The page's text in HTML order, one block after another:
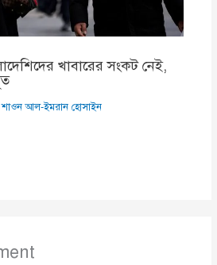
খাবারের সংকট নেই,
শাওন আল-ইমরান হোসাইন